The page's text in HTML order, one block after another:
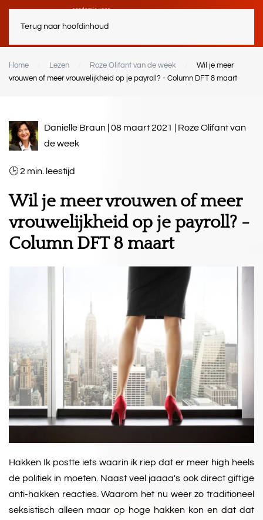
Terug naar hoofdinhoud
Home Lezen Roze Olifant van de week
Wil je meer
vrouwen of meer vrouwelijkheid op je payroll? - Column DFT 8 maart
Danielle Braun | 08 maart 2021 | Roze Olifant van
de week
2 min.
Wil je meer vrouwen of meer
vrouwelijkheid op je payroll? -
Column DFT 8 maart
Hakken Ik postte iets waarin ik riep dat er meer high heels
de politiek in moeten. Naast veel jaaaa's ook direct giftige
anti-hakken reacties. Waarom het nu weer zo traditioneel
seksistisch alleen maar op hoge hakken kon en dat dat